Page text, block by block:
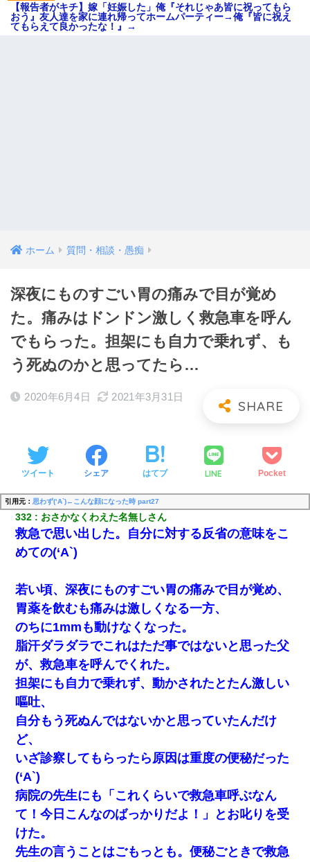
【報告者がキチ】嫁「妊娠した」俺『それじゃあ皆に祝ってもら
おう』友人達を家に連れ帰ってホームパーティー→俺『皆に祝え
てもらえて良かったな！』→
ホーム 質問・相談・愚痴
深夜にものすごい胃の痛みで目が覚め
た。痛みはドンドン激しく救急車を呼ん
でもらった。担架にも自力で乗れず、も
う死ぬのかと思ってたら…
2020年6月4日 2021年3月31日
ツイート シェア はてブ LINE Pocket
引用元： 思わず(‘A`)←こんな顔になった時 part27
332 おさかなくわえた名無しさん
救急で思い出した。自分に対する反省の意味をこ
めての(‘A`)
若い頃、深夜にものすごい胃の痛みで目が覚め、
胃薬を飲むも痛みは激しくなる一方、
のちに1mmも動けなくなった。
脂汗ダラダラでこれはただ事ではないと思った父
が、救急車を呼んでくれた。
担架にも自力で乗れず、動かされたとたん激しい
嘔吐、
自分もう死ぬんではないかと思っていたんだけ
ど、
いざ診察してもらったら原因は重度の便秘だった
(‘A`)
病院の先生にも「これくらいで救急車呼ぶなん
て！今日こんなのばっかりだよ！」とお叱りを受
けた。
先生の言うことはごもっとも。便秘ごときで救急